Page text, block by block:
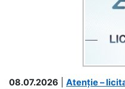
08.07.2026
Atenție –